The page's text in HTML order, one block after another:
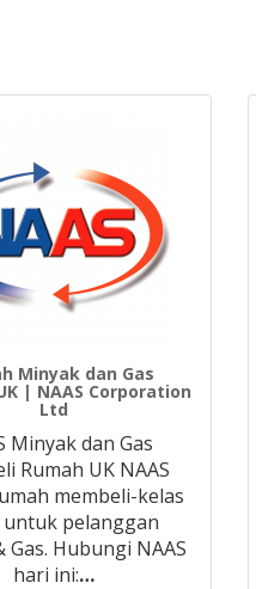
Minyak dan Gas
| NAAS Corporation
Ltd
Minyak dan Gas
Rumah UK NAAS
membeli-kelas
pelanggan
Gas. Hubungi NAAS
hari ini:…